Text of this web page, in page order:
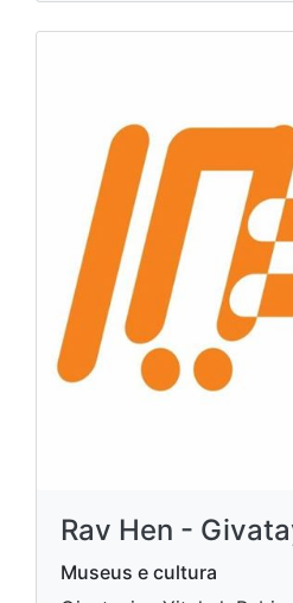
Rav Hen -
Museus e cultura